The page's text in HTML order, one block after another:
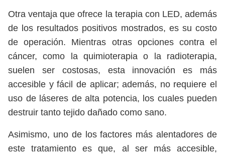
Otra ventaja que ofrece la terapia con LED, además
de los resultados positivos mostrados, es su costo
de operación. Mientras otras opciones contra el
cáncer, como la quimioterapia o la radioterapia,
suelen ser costosas, esta innovación es más
accesible y fácil de aplicar; además, no requiere el
uso de láseres de alta potencia, los cuales pueden
destruir tanto tejido dañado como sano.
Asimismo, uno de los factores más alentadores de
este tratamiento es que, al ser más accesible,